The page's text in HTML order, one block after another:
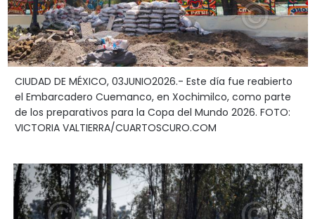
CIUDAD DE MÉXICO, 03JUNIO2026.- Este día fue reabierto
el Embarcadero Cuemanco, en Xochimilco, como parte
de los preparativos para la Copa del Mundo 2026. FOTO:
VICTORIA VALTIERRA/CUARTOSCURO.COM